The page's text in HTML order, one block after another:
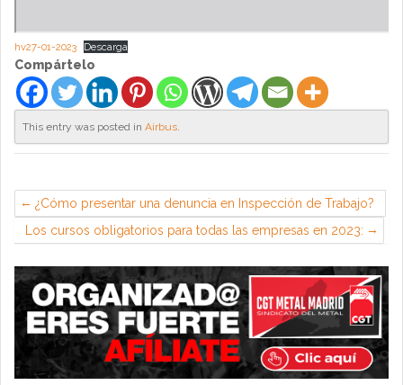
hv27-01-2023 Descarga
Compártelo
This entry was posted in Airbus.
¿Cómo presentar una denuncia en Inspección de Trabajo?
Los cursos obligatorios para todas las empresas en 2023: